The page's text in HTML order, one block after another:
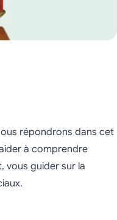
répondrons dans cet
à comprendre
vous guider sur la